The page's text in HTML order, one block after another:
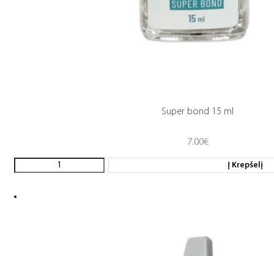
Super bond 15 ml
7.00€
Į Krepšelį